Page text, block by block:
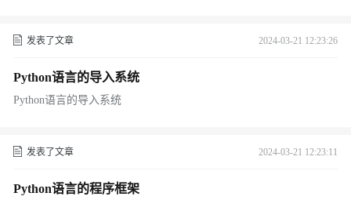
发表了文章 2024-03-21 12:23:26
Python语言的导入系统
Python语言的导入系统
发表了文章 2024-03-21 12:23:11
Python语言的程序框架